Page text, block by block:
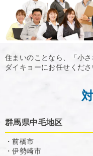
住まいのことなら、「小
ダイキョーにお任せくださ
群馬県中毛地区
・前橋市
・伊勢崎市